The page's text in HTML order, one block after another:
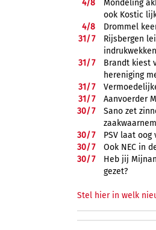
4/8
Mondeling
ook Kostic
4/8
Drommel
31/7
Rijsbergen
31/7
Brandt kiest
hereniging
31/7
31/7
Aanvoerder
30/7
Sano zet
30/7
PSV laat
30/7
Ook NEC in
30/7
Heb jij
gezet?
Stel hier in welk